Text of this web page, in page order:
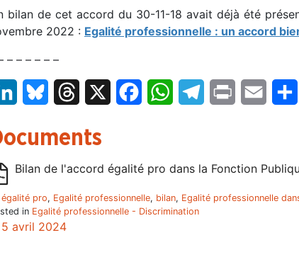
bilan de cet accord du 30-11-18 avait déjà été
2022 : Egalité professionnelle : un accord
– – – – – –
LinkedInBluesky Threads FacebookWhatsAppTelegram
Print Email
Bilan de l'accord égalité pro dans la Fonction
égalité pro, Egalité professionnelle, bilan, Egalité professionnelle
in Egalité professionnelle - Discrimination
5 avril 2024